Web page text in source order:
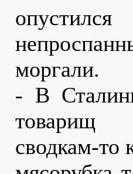
моргали.
- В
товарищ
сводкам-то